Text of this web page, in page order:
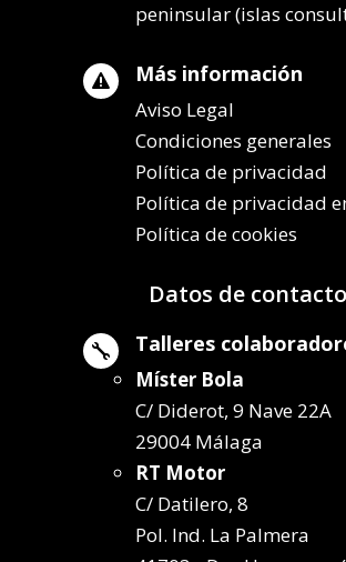
peninsular (islas
 Más información
Aviso Legal
Condiciones generales
Política de privacidad
Política de privacidad
Política de cookies
Datos de contacto
 Talleres
Míster Bola
C/ Diderot, 9 Nave 22A
29004 Málaga
RT Motor
C/ Datilero, 8
Pol. Ind. La Palmera